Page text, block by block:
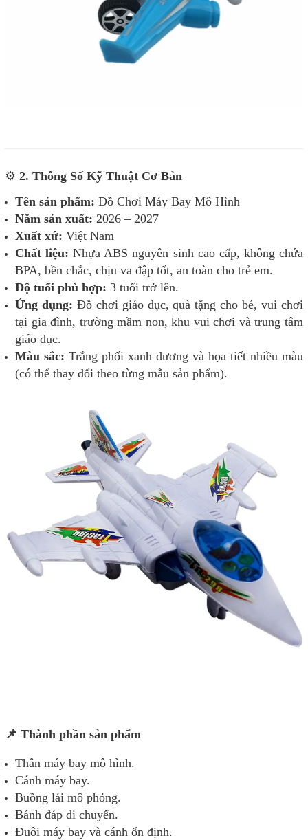
⚙️ 2. Thông Số Kỹ Thuật Cơ Bản
Tên sản phẩm: Đồ Chơi Máy Bay Mô Hình
Năm sản xuất: 2026 – 2027
Xuất xứ: Việt Nam
Chất liệu: Nhựa ABS nguyên sinh cao cấp, không chứa
BPA, bền chắc, chịu va đập tốt, an toàn cho trẻ em.
Độ tuổi phù hợp: 3 tuổi trở lên.
Ứng dụng: Đồ chơi giáo dục, quà tặng cho bé, vui chơi
tại gia đình, trường mầm non, khu vui chơi và trung tâm
giáo dục.
Màu sắc: Trắng phối xanh dương và họa tiết nhiều màu
(có thể thay đổi theo từng mẫu sản phẩm).
📌 Thành phần sản phẩm
Thân máy bay mô hình.
Cánh máy bay.
Buồng lái mô phỏng.
Bánh đáp di chuyển.
Đuôi máy bay và cánh ổn định.